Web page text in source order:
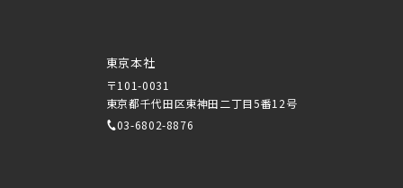
東京本社
〒101-0031
東京都千代田区東神田二丁目5番12号
03-6802-8876